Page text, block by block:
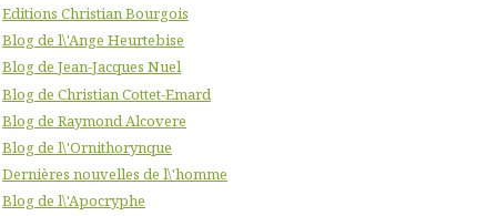
Editions Christian Bourgois
Blog de l\'Ange Heurtebise
Blog de Jean-Jacques Nuel
Blog de Christian Cottet-Emard
Blog de Raymond Alcovere
Blog de l\'Ornithorynque
Dernières nouvelles de l\'homme
Blog de l\'Apocryphe